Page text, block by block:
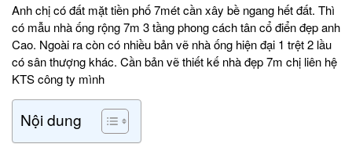
Anh chị có đất mặt tiền phố 7mét cần xây bề ngang hết đất. Thì
có mẫu nhà ống rộng 7m 3 tầng phong cách tân cổ điển đẹp anh
Cao. Ngoài ra còn có nhiều bản vẽ nhà ống hiện đại 1 trệt 2 lầu
có sân thượng khác. Cần bản vẽ thiết kế nhà đẹp 7m chị liên hệ
KTS công ty mình
Nội dung